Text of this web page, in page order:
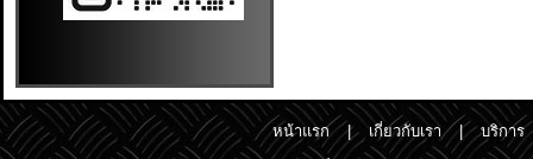
หน้าแรก | เกี่ยวกับเรา | บริการ